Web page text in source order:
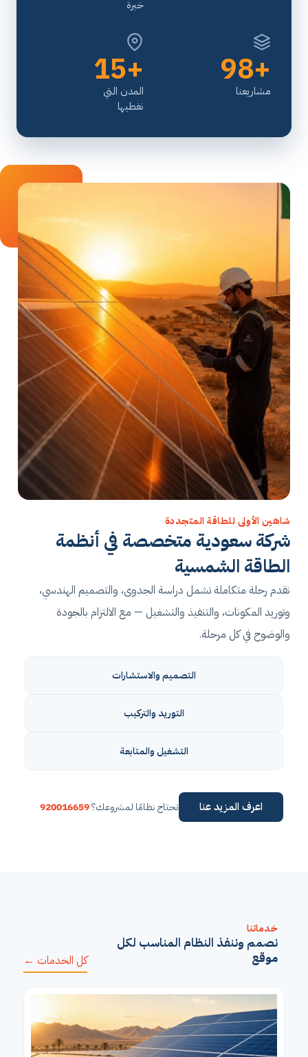
خبرة
+98
مشاريعنا
+15
المدن التي
نغطيها
شاهين الأولى للطاقة المتجددة
شركة سعودية متخصصة في أنظمة
الطاقة الشمسية
نقدم رحلة متكاملة تشمل دراسة الجدوى، والتصميم الهندسي،
وتوريد المكونات، والتنفيذ والتشغيل — مع الالتزام بالجودة
والوضوح في كل مرحلة.
التصميم والاستشارات
التوريد والتركيب
التشغيل والمتابعة
اعرف المزيد عنا تحتاج نظامًا لمشروعك؟920016659
خدماتنا
نصمم وننفذ النظام المناسب لكل
موقع
كل الخدمات ←